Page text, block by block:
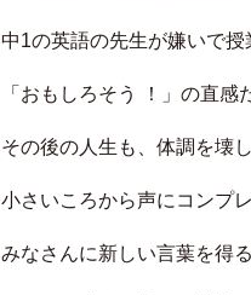
中1の英語の先⽣が嫌いで
「おもしろそう ！」の直
その後の⼈⽣も、体調を壊
小さいころから声にコンプ
みなさんに新しい⾔葉を得